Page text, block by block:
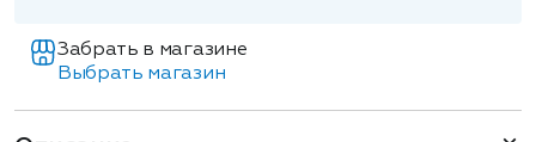
Забрать в магазине
Выбрать магазин